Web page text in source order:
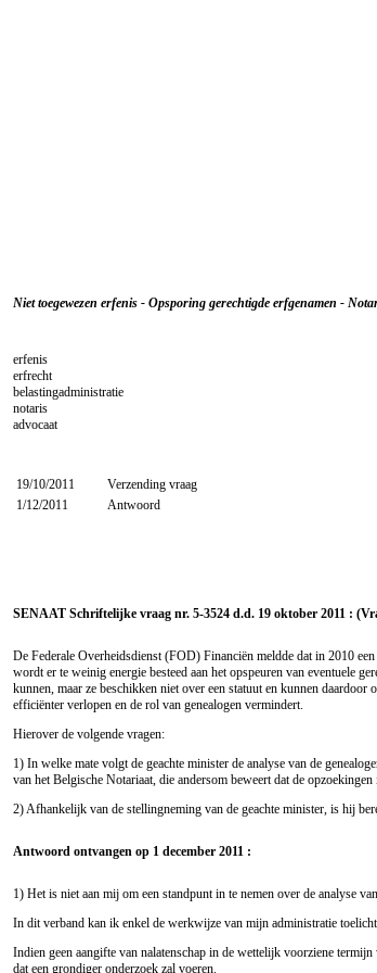
Niet toegewezen erfenis - Opsporing gerechtigde erfgenamen -
erfenis
erfrecht
belastingadministratie
notaris
advocaat
19/10/2011
Verzending vraag
1/12/2011
Antwoord
SENAAT Schriftelijke vraag nr. 5-3524 d.d. 19 oktober 2011 :
De Federale Overheidsdienst (FOD) Financiën meldde dat in 2010
wordt er te weinig energie besteed aan het opspeuren van eventuele
kunnen, maar ze beschikken niet over een statuut en kunnen
efficiënter verlopen en de rol van genealogen vermindert.
Hierover de volgende vragen:
1) In welke mate volgt de geachte minister de analyse van de
van het Belgische Notariaat, die andersom beweert dat de
2) Afhankelijk van de stellingneming van de geachte minister, is hij
Antwoord ontvangen op 1 december 2011 :
1) Het is niet aan mij om een standpunt in te nemen over de analyse
In dit verband kan ik enkel de werkwijze van mijn administratie
Indien geen aangifte van nalatenschap in de wettelijk voorziene
dat een grondiger onderzoek zal voeren.